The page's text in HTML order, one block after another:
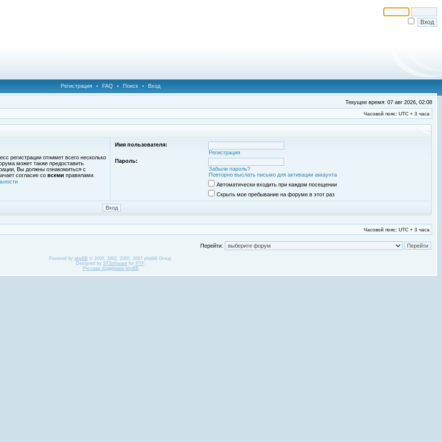
Регистрация • FAQ • Поиск • Вход
Текущее время: 07 авг 2026, 02:08
Часовой пояс: UTC + 3 часа
регистрации отнимет всего несколько
может также предоставить
Вы должны ознакомиться с
согласие со всеми правилами.
Имя пользователя:
Регистрация
Пароль:
Забыли пароль?
Повторно выслать письмо для активации аккаунта
Автоматически входить при каждом посещении
Скрыть мое пребывание на форуме в этот раз
Часовой пояс: UTC + 3 часа
Перейти:
Powered by phpBB© 2000, 2002, 2005, 2007 phpBB Group.
Designed by STSoftwarefor PTF.
Русская поддержка phpBB